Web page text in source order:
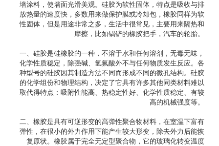
墙涂料，使墙面光滑美观。硅胶为软性固体，特点是吸收与排
放热量的速度快，多数用来做保护膜或冷却包，橡胶同样为软
性固体，但是用途非常之多，生活中很常见，主要用来隔热和
摩擦，比如锅铲的橡胶把手，汽车的轮胎。
一、硅胶是硅橡胶的一种，不溶于水和任何溶剂，无毒无味，
化学性质稳定，除强碱、氢氟酸外不与任何物质发生反应。各
种型号的硅胶因其制造方法不同而形成不同的微孔结构。硅胶
的化学组份和物理结构，决定了它具有许多其他同类材料难以
取代得特点：吸附性能高、热稳定性好、化学性质稳定、有较
高的机械强度等。
二、橡胶是具有可逆形变的高弹性聚合物材料，在室温下富有
弹性，在很小的外力作用下能产生较大形变，除去外力后能恢
复原状。橡胶属于完全无定型聚合物，它的玻璃化转变温度